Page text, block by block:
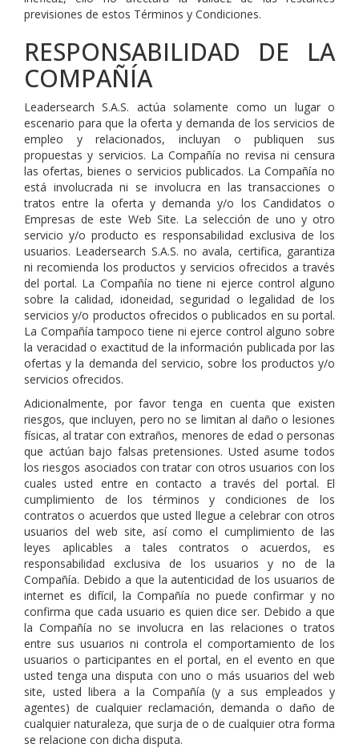
previsiones de estos Términos y Condiciones.
RESPONSABILIDAD DE LA
COMPAÑÍA
Leadersearch S.A.S. actúa solamente como un lugar o
escenario para que la oferta y demanda de los servicios de
empleo y relacionados, incluyan o publiquen sus
propuestas y servicios. La Compañía no revisa ni censura
las ofertas, bienes o servicios publicados. La Compañía no
está involucrada ni se involucra en las transacciones o
tratos entre la oferta y demanda y/o los Candidatos o
Empresas de este Web Site. La selección de uno y otro
servicio y/o producto es responsabilidad exclusiva de los
usuarios. Leadersearch S.A.S. no avala, certifica, garantiza
ni recomienda los productos y servicios ofrecidos a través
del portal. La Compañía no tiene ni ejerce control alguno
sobre la calidad, idoneidad, seguridad o legalidad de los
servicios y/o productos ofrecidos o publicados en su portal.
La Compañía tampoco tiene ni ejerce control alguno sobre
la veracidad o exactitud de la información publicada por las
ofertas y la demanda del servicio, sobre los productos y/o
servicios ofrecidos.
Adicionalmente, por favor tenga en cuenta que existen
riesgos, que incluyen, pero no se limitan al daño o lesiones
físicas, al tratar con extraños, menores de edad o personas
que actúan bajo falsas pretensiones. Usted asume todos
los riesgos asociados con tratar con otros usuarios con los
cuales usted entre en contacto a través del portal. El
cumplimiento de los términos y condiciones de los
contratos o acuerdos que usted llegue a celebrar con otros
usuarios del web site, así como el cumplimiento de las
leyes aplicables a tales contratos o acuerdos, es
responsabilidad exclusiva de los usuarios y no de la
Compañía. Debido a que la autenticidad de los usuarios de
internet es difícil, la Compañía no puede confirmar y no
confirma que cada usuario es quien dice ser. Debido a que
la Compañía no se involucra en las relaciones o tratos
entre sus usuarios ni controla el comportamiento de los
usuarios o participantes en el portal, en el evento en que
usted tenga una disputa con uno o más usuarios del web
site, usted libera a la Compañía (y a sus empleados y
agentes) de cualquier reclamación, demanda o daño de
cualquier naturaleza, que surja de o de cualquier otra forma
se relacione con dicha disputa.